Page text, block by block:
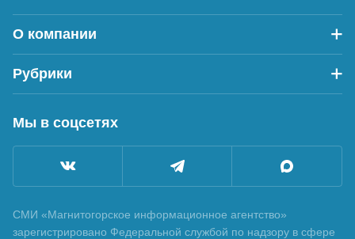
О компании
Рубрики
Мы в соцсетях
СМИ «Магнитогорское информационное агентство»
зарегистрировано Федеральной службой по надзору в сфере